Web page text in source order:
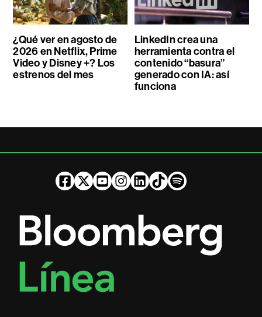
¿Qué ver en agosto de
2026 en Netflix, Prime
Video y Disney +? Los
estrenos del mes
LinkedIn crea una
herramienta contra el
contenido “basura”
generado con IA: así
funciona